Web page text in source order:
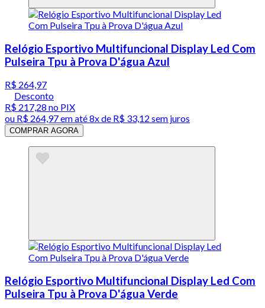
Relógio Esportivo Multifuncional Display Led Com
Pulseira Tpu à Prova D'água Azul
R$ 264,97
Desconto
R$ 217,28 no PIX
ou R$ 264,97em até8x de R$ 33,12 sem juros
COMPRAR AGORA
Relógio Esportivo Multifuncional Display Led Com
Pulseira Tpu à Prova D'água Verde